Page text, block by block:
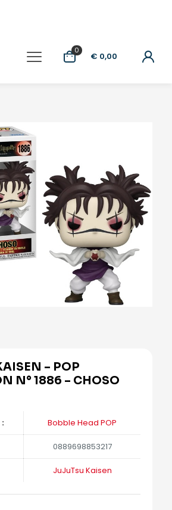
0
€ 0,00
– POP
N° 1886 – CHOSO
Bobble Head POP
0889698853217
JuJuTsu Kaisen